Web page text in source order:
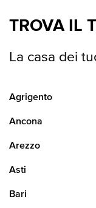
TROVA IL
La casa dei
Agrigento
Ancona
Arezzo
Asti
Bari